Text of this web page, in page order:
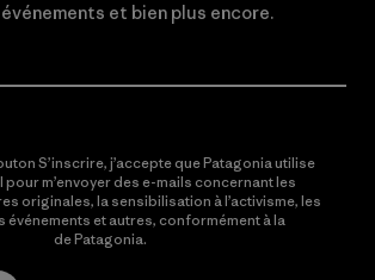
et bien plus encore.
S’inscrire, j’accepte que Patagonia utilise
m’envoyer des e-mails concernant les
originales, la sensibilisation à l’activisme, les
et autres, conformément à la
de Patagonia.